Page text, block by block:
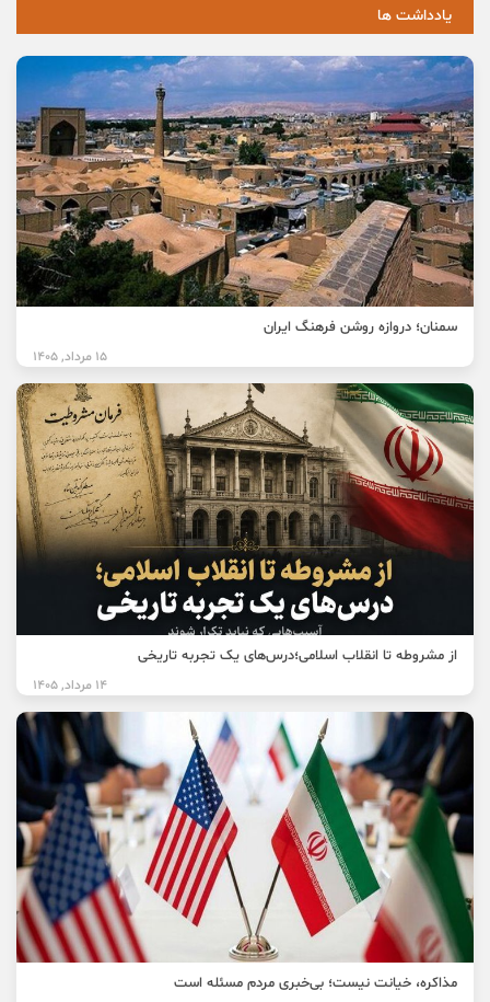
یادداشت ها
سمنان؛ دروازه روشن فرهنگ ایران
15 مرداد, 1405
از مشروطه تا انقلاب اسلامی؛درس‌های یک تجربه تاریخی
14 مرداد, 1405
مذاکره، خیانت نیست؛ بی‌خبری مردم مسئله است